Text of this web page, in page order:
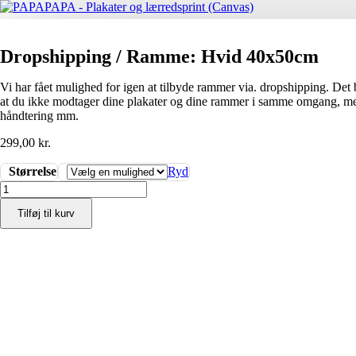
Dropshipping / Ramme: Hvid 40x50cm
Vi har fået mulighed for igen at tilbyde rammer via. dropshipping. Det
at du ikke modtager dine plakater og dine rammer i samme omgang,
håndtering mm.
299,00 kr.
Størrelse
Ryd
Dropshipping
/
Ramme:
Hvid
Tilføj til kurv